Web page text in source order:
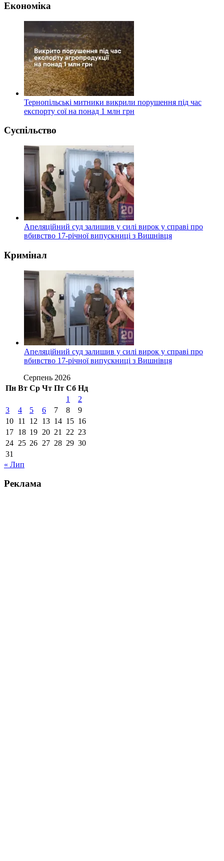
Економіка
Тернопільські митники викрили порушення під час
експорту сої на понад 1 млн грн
Суспільство
Апеляційний суд залишив у силі вирок у справі про
вбивство 17-річної випускниці з Вишнівця
Кримінал
Апеляційний суд залишив у силі вирок у справі про
вбивство 17-річної випускниці з Вишнівця
Серпень 2026
Пн Вт Ср Чт Пт Сб Нд
1
2
3
4 5 6 7 8
9
10 11 12 13 14 15 16
17 18 19 20 21 22 23
24 25 26 27 28 29 30
31
« Лип
Реклама